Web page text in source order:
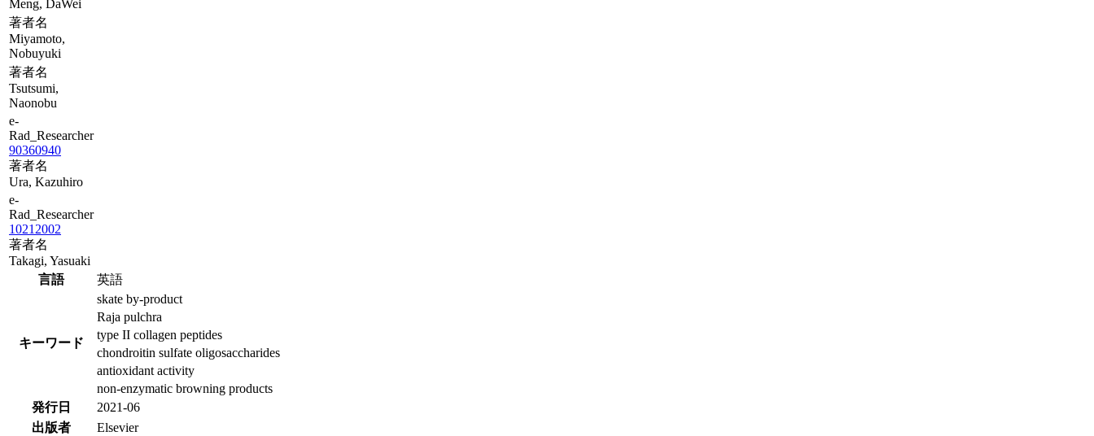
Meng, DaWei
著者名
Miyamoto,
Nobuyuki
著者名
Tsutsumi,
Naonobu
e-
Rad_Researcher
90360940
著者名
Ura, Kazuhiro
e-
Rad_Researcher
10212002
著者名
Takagi, Yasuaki
言語
英語
キーワード
skate by-product
Raja pulchra
type II collagen peptides
chondroitin sulfate oligosaccharides
antioxidant activity
non-enzymatic browning products
発行日
2021-06
出版者
Elsevier